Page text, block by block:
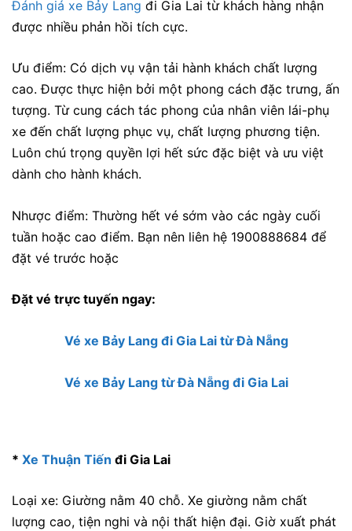
Đánh giá xe Bảy Lang đi Gia Lai từ khách hàng nhận
được nhiều phản hồi tích cực.
Ưu điểm: Có dịch vụ vận tải hành khách chất lượng
cao. Được thực hiện bởi một phong cách đặc trưng, ấn
tượng. Từ cung cách tác phong của nhân viên lái-phụ
xe đến chất lượng phục vụ, chất lượng phương tiện.
Luôn chú trọng quyền lợi hết sức đặc biệt và ưu việt
dành cho hành khách.
Nhược điểm: Thường hết vé sớm vào các ngày cuối
tuần hoặc cao điểm. Bạn nên liên hệ 1900888684 để
đặt vé trước hoặc
Đặt vé trực tuyến ngay:
Vé xe Bảy Lang đi Gia Lai từ Đà Nẵng
Vé xe Bảy Lang từ Đà Nẵng đi Gia Lai
* Xe Thuận Tiến đi Gia Lai
Loại xe: Giường nằm 40 chỗ. Xe giường nằm chất
lượng cao, tiện nghi và nội thất hiện đại. Giờ xuất phát